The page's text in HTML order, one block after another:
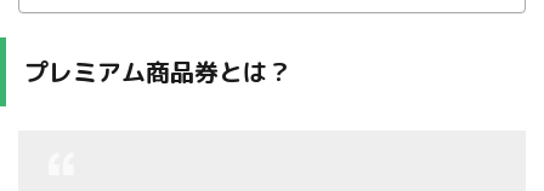
プレミアム商品券とは？